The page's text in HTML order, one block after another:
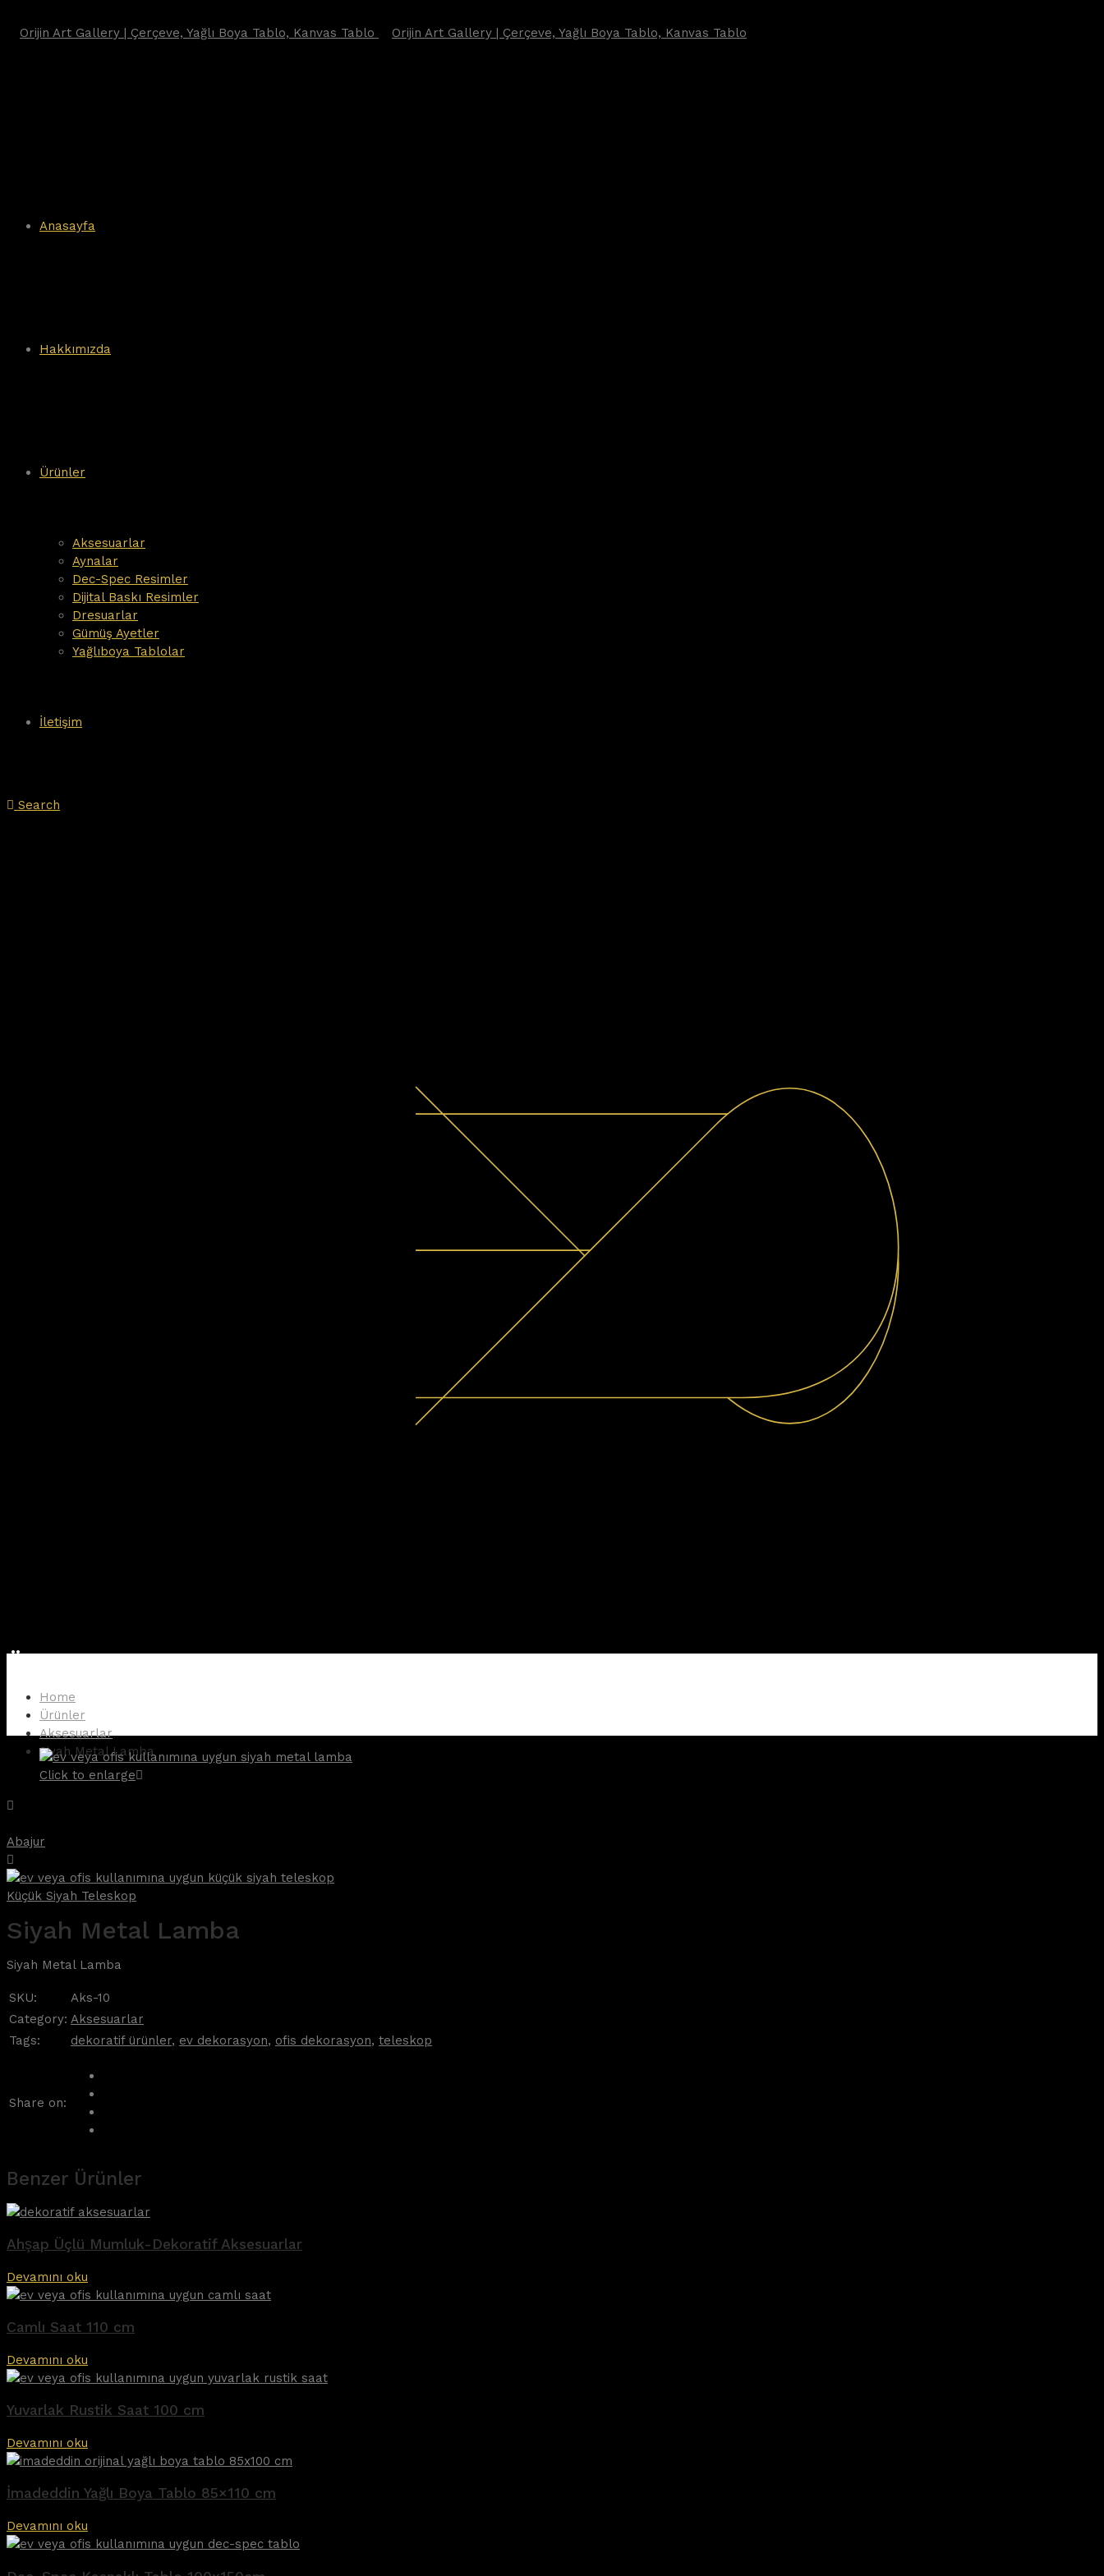
Anasayfa
Hakkımızda
Ürünler
Aksesuarlar
Aynalar
Dec-Spec Resimler
Dijital Baskı Resimler
Dresuarlar
Gümüş Ayetler
Yağlıboya Tablolar
İletişim
Search
Ürünler
Home
Ürünler
Aksesuarlar
Siyah Metal Lamba
Click to enlarge
Abajur
Küçük Siyah Teleskop
Siyah Metal Lamba
Siyah Metal Lamba
SKU:
Aks-10
Category: Aksesuarlar
Tags:
dekoratif ürünler, ev dekorasyon, ofis dekorasyon, teleskop
Share on:
Benzer Ürünler
Ahşap Üçlü Mumluk-Dekoratif Aksesuarlar
Devamını oku
Camlı Saat 110 cm
Devamını oku
Yuvarlak Rustik Saat 100 cm
Devamını oku
İmadeddin Yağlı Boya Tablo 85×110 cm
Devamını oku